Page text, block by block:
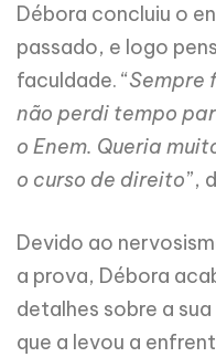
Débora concluiu o
passado, e logo
faculdade. “Sempre
não perdi tempo
o Enem. Queria
o curso de direito”,
Devido ao
a prova, Débora
detalhes sobre a
que a levou a